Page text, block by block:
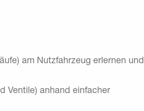
am Nutzfahrzeug erlernen und
Ventile) anhand einfacher